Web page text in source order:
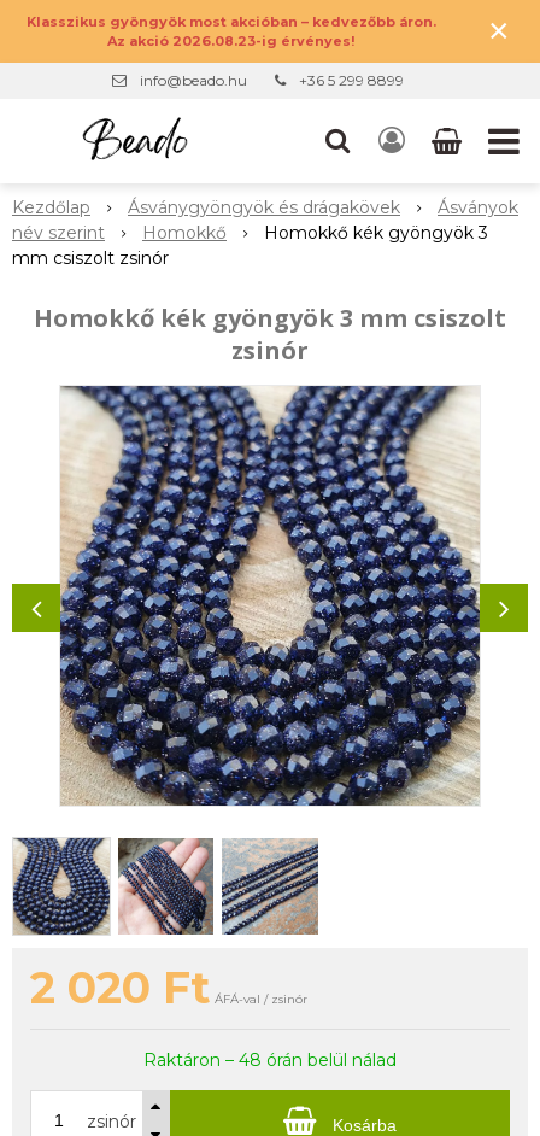
Klasszikus gyöngyök most akcióban – kedvezőbb áron.
Az akció 2026.08.23-ig érvényes!
×
info@beado.hu +36 5 299 8899
Kezdőlap Ásványgyöngyök és drágakövek
Ásványok
név szerint
Homokkő
Homokkő kék gyöngyök 3
mm csiszolt zsinór
Homokkő kék gyöngyök 3 mm csiszolt
zsinór
2 020 Ft ÁFÁ-val / zsinór
Raktáron – 48 órán belül nálad
zsinór Kosárba